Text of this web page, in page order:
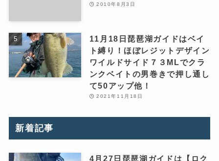
2010年8月3日
11月18日琵琶湖ガイドはベイ
ト縛り！ほぼレジットデザイン
ワイルドサイド７３MLでクラ
ンクベイトの男巻きで押し通し
て50アップ他！
2021年11月18日
新着記事
4月27日琵琶湖ガイドは【ロク